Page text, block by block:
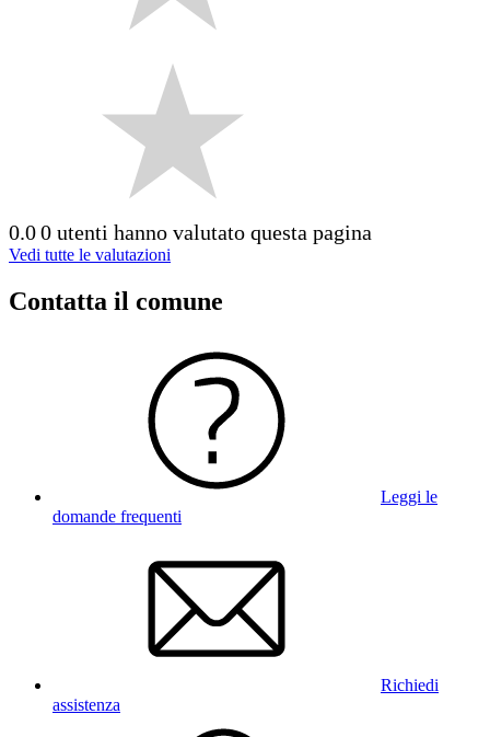
0.00 utenti hanno valutato questa pagina
Vedi tutte le valutazioni
Contatta il comune
Leggi le
domande frequenti
Richiedi
assistenza